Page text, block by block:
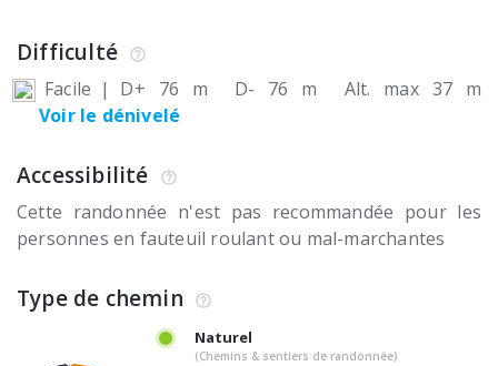
Difficulté
Facile | D+ 76 m D- 76 m
Alt. max 37 m
Voir le dénivelé
Accessibilité
Cette randonnée n'est pas recommandée pour les
personnes en fauteuil roulant ou mal-marchantes
Type de chemin
Naturel
(Chemins & sentiers de randonnée)